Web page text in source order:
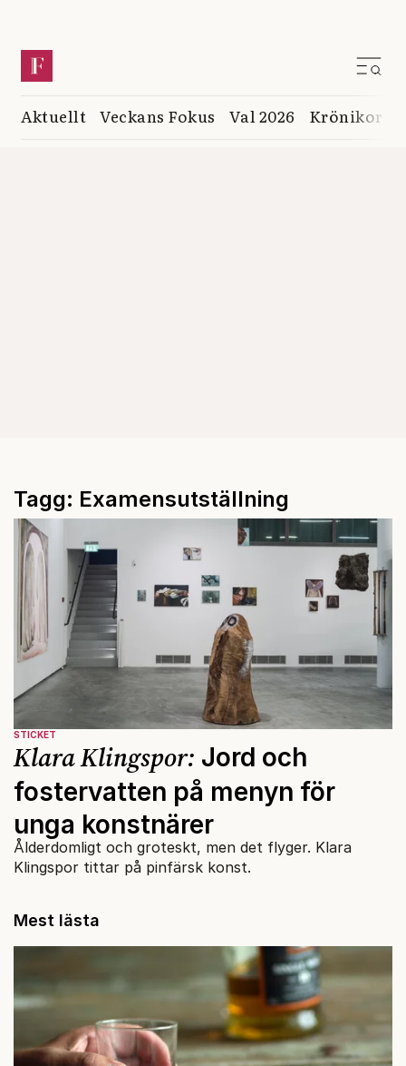
Aktuellt Veckans Fokus Val 2026 Krönikor
Tagg: Examensutställning
STICKET
Klara Klingspor: Jord och
fostervatten på menyn för
unga konstnärer
Ålderdomligt och groteskt, men det flyger. Klara
Klingspor tittar på pinfärsk konst.
Mest lästa